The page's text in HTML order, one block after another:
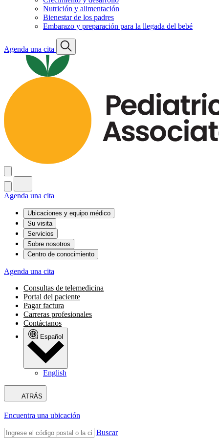
Nutrición y alimentación
Bienestar de los padres
Embarazo y preparación para la llegada del bebé
Agenda una cita
Agenda una cita
Ubicaciones y equipo médico
Su visita
Servicios
Sobre nosotros
Centro de conocimiento
Agenda una cita
Consultas de telemedicina
Portal del paciente
Pagar factura
Carreras profesionales
Contáctanos
Español
English
ATRÁS
Encuentra una ubicación
Buscar